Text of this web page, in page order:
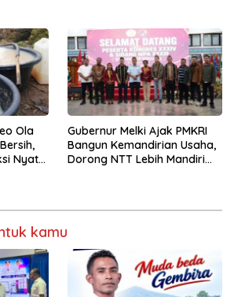
Ola
Nyata
Gubernur Melki Ajak PMKRI
Bangun Kemandirian Usaha,
Dorong NTT Lebih Mandiri
kamu